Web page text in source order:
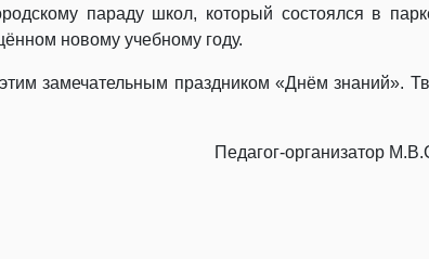
параду школ, который состоялся в
новому учебному году.
замечательным праздником «Днём знаний».
Педагог-организатор